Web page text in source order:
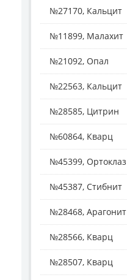
№27170, Кальцит
№11899, Малахит
№21092, Опал
№22563, Кальцит
№28585, Цитрин
№60864, Кварц
№45399, Ортоклаз
№45387, Стибнит
№28468, Арагонит
№28566, Кварц
№28507, Кварц